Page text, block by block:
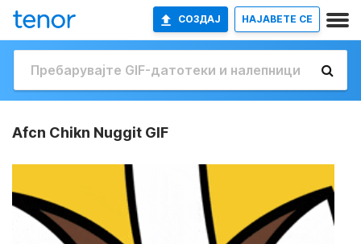
СОЗДАЈ НАЈАВETE СЕ
Afcn Chikn Nuggit GIF